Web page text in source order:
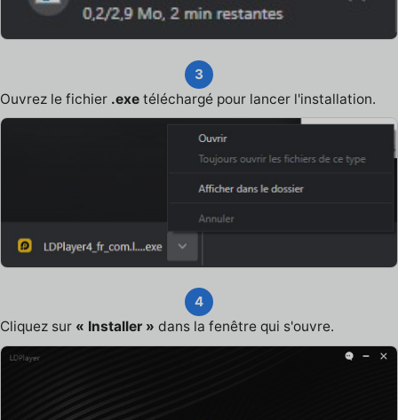
3
Ouvrez le fichier .exe téléchargé pour lancer l'installation.
4
Cliquez sur « Installer » dans la fenêtre qui s'ouvre.